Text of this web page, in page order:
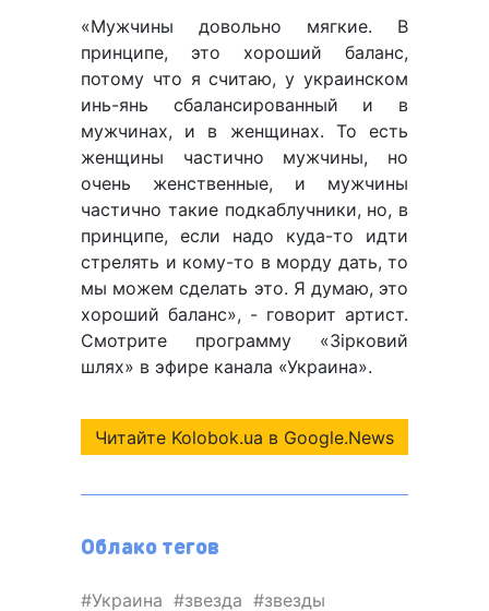
«Мужчины довольно мягкие. В
принципе, это хороший баланс,
потому что я считаю, у украинском
инь-янь сбалансированный и в
мужчинах, и в женщинах. То есть
женщины частично мужчины, но
очень женственные, и мужчины
частично такие подкаблучники, но, в
принципе, если надо куда-то идти
стрелять и кому-то в морду дать, то
мы можем сделать это. Я думаю, это
хороший баланс», - говорит артист.
Смотрите программу «Зірковий
шлях» в эфире канала «Украина».
Читайте Kolobok.ua в Google.News
Облако тегов
Украина звезда звезды